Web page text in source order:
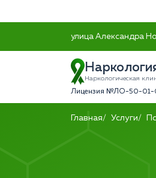
улица Александра
Наркологическая
Лицензия №ЛО-50-01-
Главная Услуги